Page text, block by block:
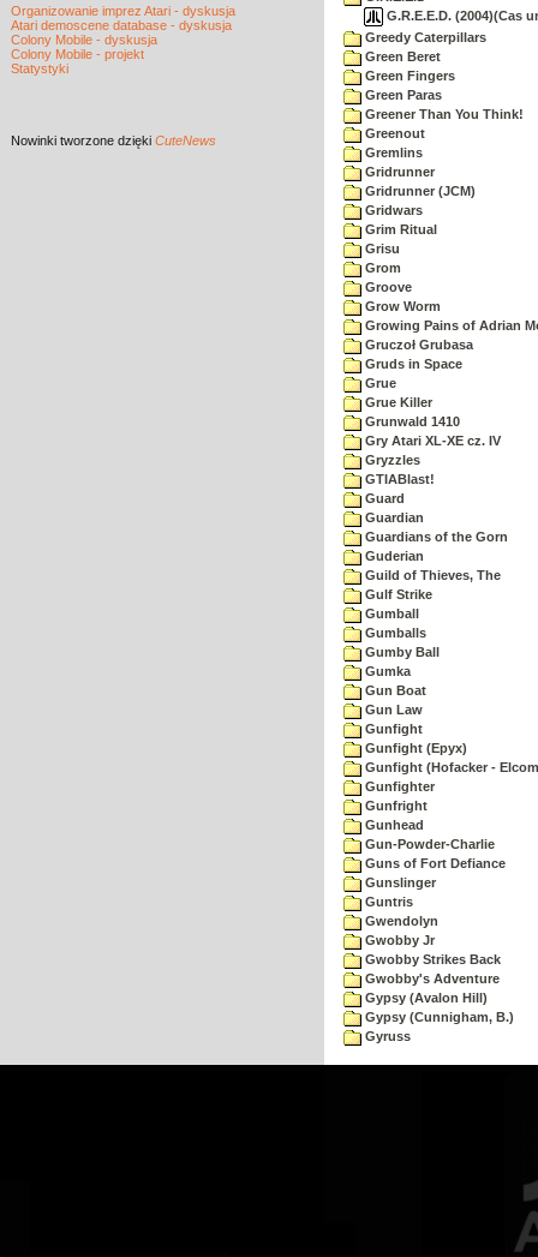
Organizowanie imprez Atari - dyskusja
Atari demoscene database - dyskusja
Colony Mobile - dyskusja
Colony Mobile - projekt
Statystyki
Nowinki tworzone dzięki CuteNews
G.R.E.E.D. (2004)(Cas
Greedy Caterpillars
Green Beret
Green Fingers
Green Paras
Greener Than You Think!
Greenout
Gremlins
Gridrunner
Gridrunner (JCM)
Gridwars
Grim Ritual
Grisu
Grom
Groove
Grow Worm
Growing Pains of Adrian
Gruczoł Grubasa
Gruds in Space
Grue
Grue Killer
Grunwald 1410
Gry Atari XL-XE cz. IV
Gryzzles
GTIABlast!
Guard
Guardian
Guardians of the Gorn
Guderian
Guild of Thieves, The
Gulf Strike
Gumball
Gumballs
Gumby Ball
Gumka
Gun Boat
Gun Law
Gunfight
Gunfight (Epyx)
Gunfight (Hofacker -
Gunfighter
Gunfright
Gunhead
Gun-Powder-Charlie
Guns of Fort Defiance
Gunslinger
Guntris
Gwendolyn
Gwobby Jr
Gwobby Strikes Back
Gwobby's Adventure
Gypsy (Avalon Hill)
Gypsy (Cunnigham, B.)
Gyruss